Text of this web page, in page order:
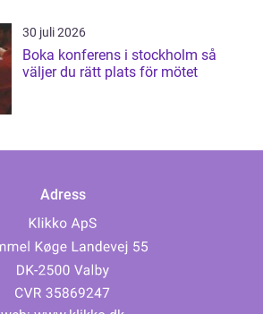
30 juli 2026
Boka konferens i stockholm så
väljer du rätt plats för mötet
Adress